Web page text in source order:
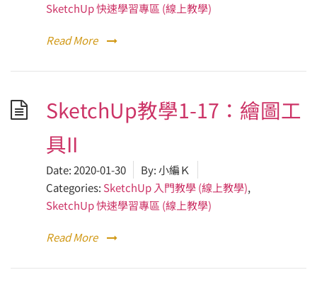
SketchUp 快速學習專區 (線上教學)
Read More
SketchUp教學1-17：繪圖工
具II
Date:2020-01-30 By:小編Ｋ
Categories: SketchUp 入門教學 (線上教學),
SketchUp 快速學習專區 (線上教學)
Read More